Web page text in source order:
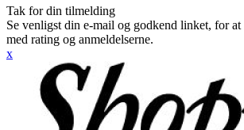
Tak for din tilmelding
Se venligst din e-mail og godkend linket, for
med rating og anmeldelserne.
x